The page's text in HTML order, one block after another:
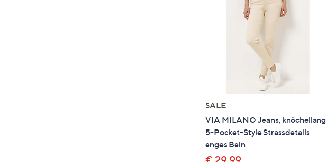
SALE
VIA MILANO Jeans, knöchellang
5-Pocket-Style Strassdetails
enges Bein